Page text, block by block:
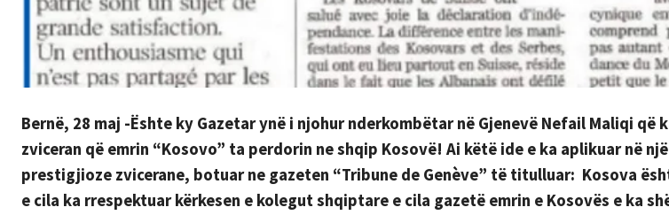
Bernë, 28 maj -Ështe ky Gazetar ynë i njohur nderkombëtar në Gjenevë Nefail Maliqi që
zviceran që emrin “Kosovo” ta perdorin ne shqip Kosovë! Ai këtë ide e ka aplikuar në
prestigjioze zvicerane, botuar ne gazeten “Tribune de Genève” të titulluar: Kosova
e cila ka rrespektuar kërkesen e kolegut shqiptare e cila gazetë emrin e Kosovës e ka